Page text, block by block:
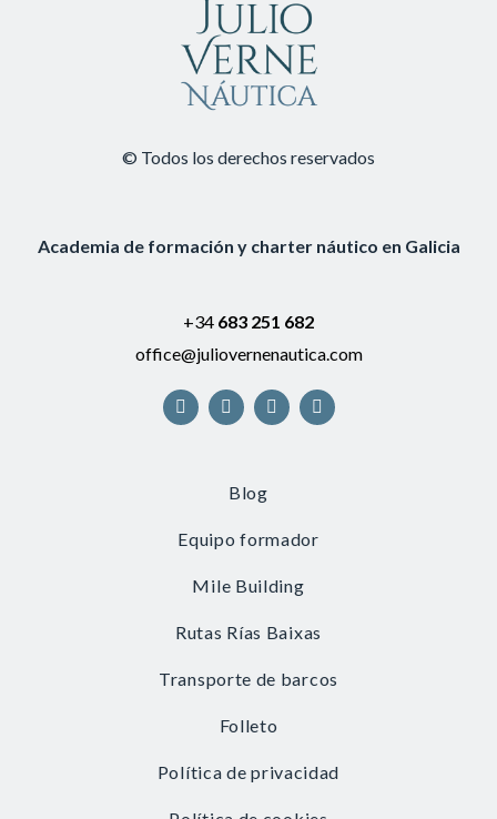
© Todos los derechos reservados
Academia de formación y charter náutico en Galicia
+34 683 251 682
office@juliovernenautica.com
Blog
Equipo formador
Mile Building
Rutas Rías Baixas
Transporte de barcos
Folleto
Política de privacidad